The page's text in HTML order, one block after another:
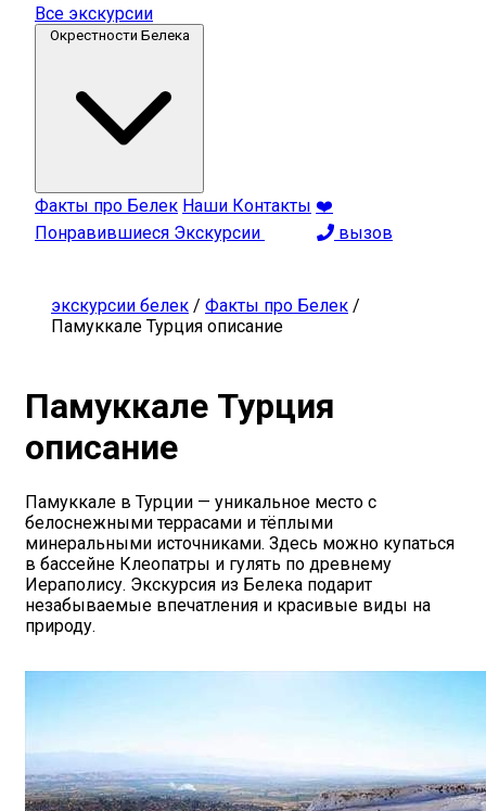
Все экскурсии
Окрестности Белека
Факты про Белек Наши Контакты ❤️
Понравившиеся Экскурсии
вызов
экскурсии белек / Факты про Белек /
Памуккале Турция описание
Памуккале Турция
описание
Памуккале в Турции — уникальное место с
белоснежными террасами и тёплыми
минеральными источниками. Здесь можно купаться
в бассейне Клеопатры и гулять по древнему
Иераполису. Экскурсия из Белека подарит
незабываемые впечатления и красивые виды на
природу.